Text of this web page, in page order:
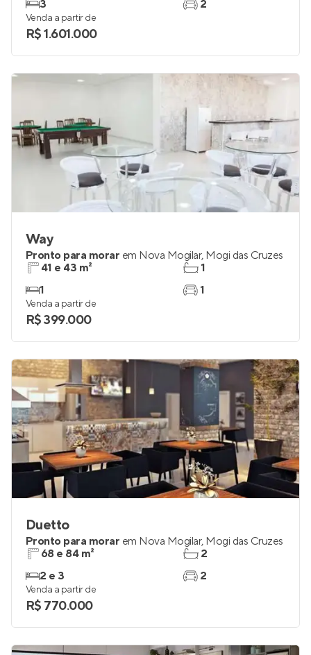
3
2
Venda a partir de
R$ 1.601.000
Way
Pronto para morar em Nova Mogilar, Mogi das Cruzes
41 e 43 m²
1
1
1
Venda a partir de
R$ 399.000
Duetto
Pronto para morar em Nova Mogilar, Mogi das Cruzes
68 e 84 m²
2 e 3
2
2
Venda a partir de
R$ 770.000